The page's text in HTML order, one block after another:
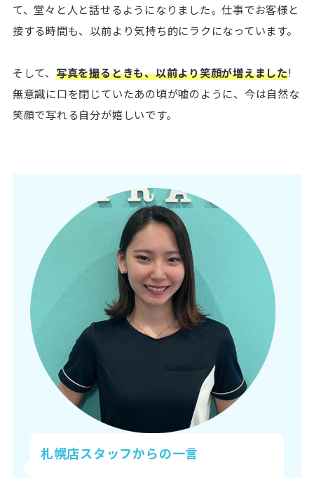
て、堂々と人と話せるようになりました。仕事でお客様と
接する時間も、以前より気持ち的にラクになっています。
そして、 写真を撮るときも、以前より笑顔が増えました!
無意識に口を閉じていたあの頃が嘘のように、今は自然な
笑顔で写れる自分が嬉しいです。
札幌店スタッフからの一言